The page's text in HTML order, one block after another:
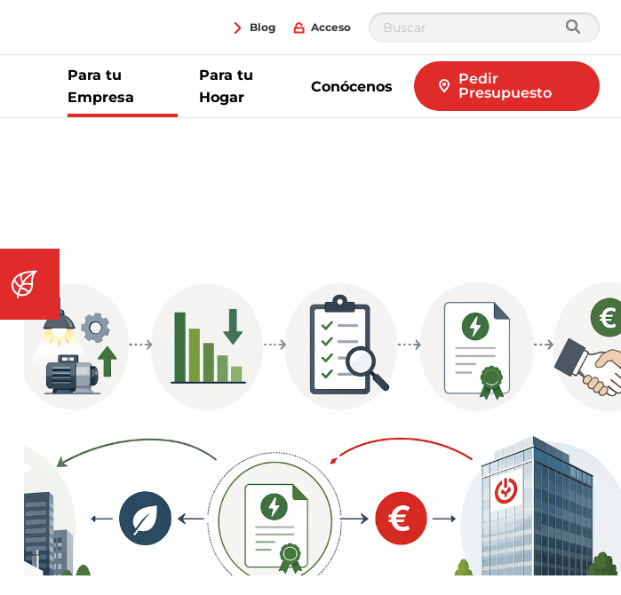
Blog Acceso
Para tu
Empresa
Para tu
Hogar
Conócenos
Pedir
Presupuesto